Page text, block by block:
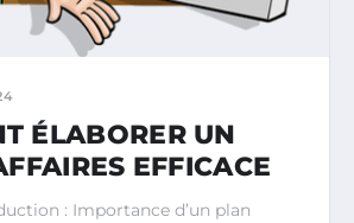
ÉLABORER UN
EFFICACE
: Importance d’un plan